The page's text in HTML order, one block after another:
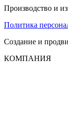
Производство и
Политика
Создание и
КОМПАНИЯ